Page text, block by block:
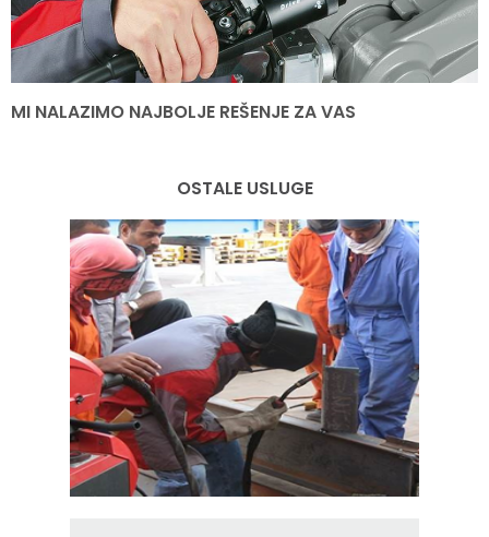
MI NALAZIMO NAJBOLJE REŠENJE ZA VAS
OSTALE USLUGE